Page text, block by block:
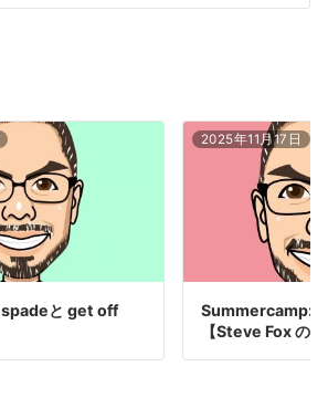
と get off
2025年11月17日
Summercamp:
【Steve Fox の